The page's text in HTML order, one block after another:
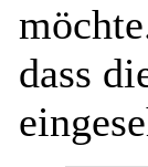
dass